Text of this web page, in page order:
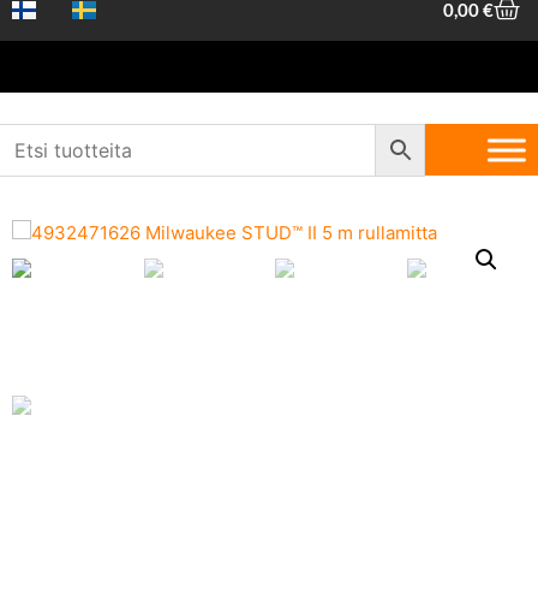
0,00€
Etusivu Koneet ja työkalut
Laser- ja